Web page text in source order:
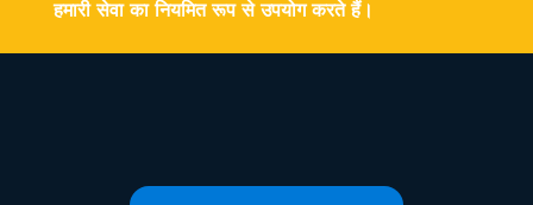
हमारी सेवा का नियमित रूप से उपयोग करते हैं।